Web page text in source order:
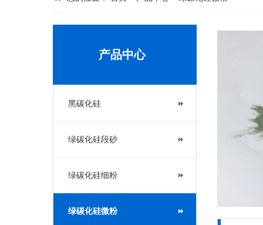
产品中心
黑碳化硅
绿碳化硅段砂
绿碳化硅细粉
绿碳化硅微粉